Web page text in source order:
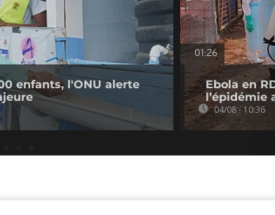
enfants, l'ONU alerte
01:26
Ebola en
l’épidémie
04/08 - 10:36